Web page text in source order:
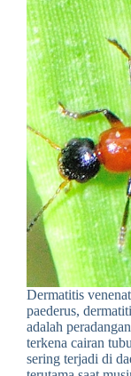
Dermatitis
paederus,
adalah
terkena cairan
sering terjadi di